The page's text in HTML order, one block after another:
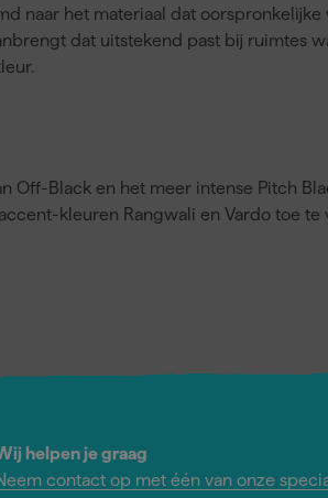
naar het materiaal dat
dat uitstekend past bij ruimtes
Off-Black en het meer intense Pitch
kleuren Rangwali en Vardo toe te
helpen je graag
contact op met één van onze